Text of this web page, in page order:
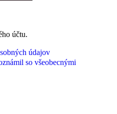
účtu.
údajov
so všeobecnými